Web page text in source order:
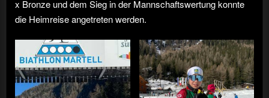
x Bronze und dem Sieg in der Mannschaftswertung konnte
die Heimreise angetreten werden.